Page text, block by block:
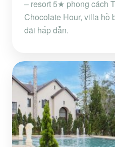
– resort 5★ phong cách
Chocolate Hour, villa hồ
đãi hấp dẫn.